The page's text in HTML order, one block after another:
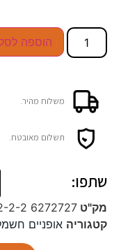
הוספה
משלוח מהיר.
תשלום מאובטח.
שתפו:
מק"ט 6272727 2023-1-2-2-2-2
קטגוריה אופניים